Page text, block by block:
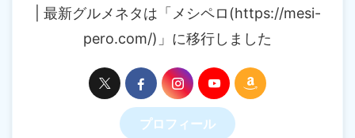
| 最新グルメネタは「メシペロ(https://mesi-
pero.com/)」に移行しました
プロフィール